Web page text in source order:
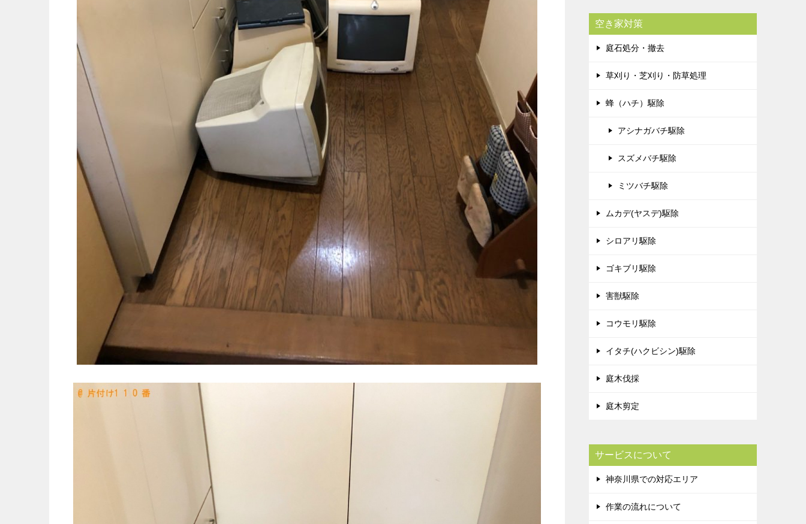
空き家対策
庭石処分・撤去
草刈り・芝刈り・防草処理
蜂（ハチ）駆除
アシナガバチ駆除
スズメバチ駆除
ミツバチ駆除
ムカデ(ヤスデ)駆除
シロアリ駆除
ゴキブリ駆除
害獣駆除
コウモリ駆除
イタチ(ハクビシン)駆除
庭木伐採
庭木剪定
サービスについて
神奈川県での対応エリア
作業の流れについて